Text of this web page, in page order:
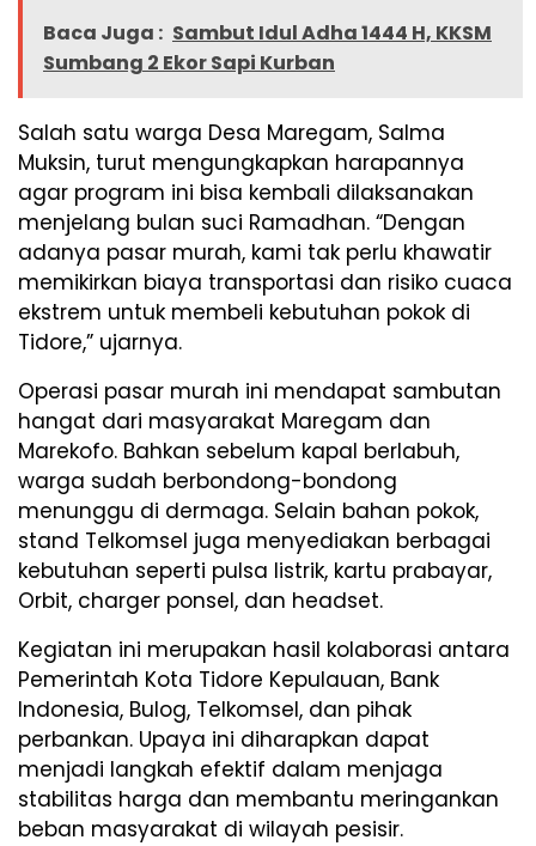
Baca Juga : Sambut Idul Adha 1444 H, KKSM
Sumbang 2 Ekor Sapi Kurban
Salah satu warga Desa Maregam, Salma
Muksin, turut mengungkapkan harapannya
agar program ini bisa kembali dilaksanakan
menjelang bulan suci Ramadhan. “Dengan
adanya pasar murah, kami tak perlu khawatir
memikirkan biaya transportasi dan risiko cuaca
ekstrem untuk membeli kebutuhan pokok di
Tidore,” ujarnya.
Operasi pasar murah ini mendapat sambutan
hangat dari masyarakat Maregam dan
Marekofo. Bahkan sebelum kapal berlabuh,
warga sudah berbondong-bondong
menunggu di dermaga. Selain bahan pokok,
stand Telkomsel juga menyediakan berbagai
kebutuhan seperti pulsa listrik, kartu prabayar,
Orbit, charger ponsel, dan headset.
Kegiatan ini merupakan hasil kolaborasi antara
Pemerintah Kota Tidore Kepulauan, Bank
Indonesia, Bulog, Telkomsel, dan pihak
perbankan. Upaya ini diharapkan dapat
menjadi langkah efektif dalam menjaga
stabilitas harga dan membantu meringankan
beban masyarakat di wilayah pesisir.